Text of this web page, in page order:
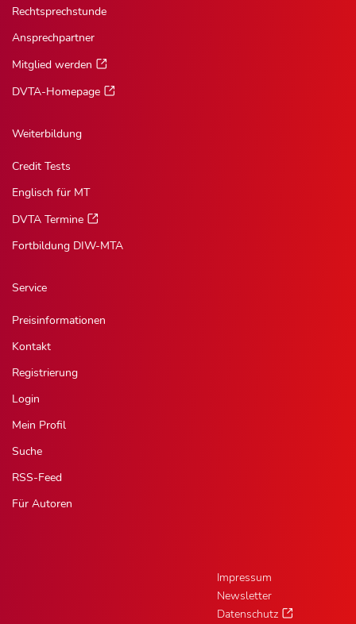
Rechtsprechstunde
Ansprechpartner
Mitglied werden
DVTA-Homepage
Weiterbildung
Credit Tests
Englisch für MT
DVTA Termine
Fortbildung DIW-MTA
Service
Preisinformationen
Kontakt
Registrierung
Login
Mein Profil
Suche
RSS-Feed
Für Autoren
Impressum
Newsletter
Datenschutz